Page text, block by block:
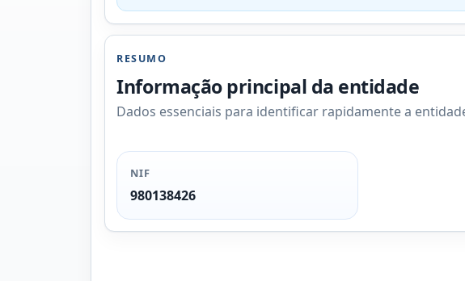
RESUMO
Informação principal da entidade
Dados essenciais para identificar rapidamente a
NIF
980138426